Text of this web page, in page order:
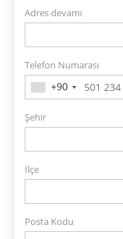
Adres devamı
Telefon Numarası
+90
Şehir
İlçe
Posta Kodu